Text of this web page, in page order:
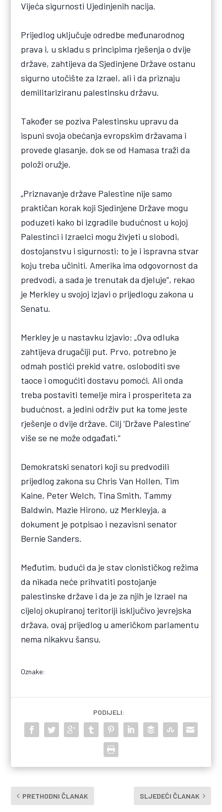
Vijeća sigurnosti Ujedinjenih nacija.
Prijedlog uključuje odredbe međunarodnog
prava i, u skladu s principima rješenja o dvije
države, zahtijeva da Sjedinjene Države ostanu
sigurno utočište za Izrael, ali i da priznaju
demilitariziranu palestinsku državu.
Također se poziva Palestinsku upravu da
ispuni svoja obećanja evropskim državama i
provede glasanje, dok se od Hamasa traži da
položi oružje.
„Priznavanje države Palestine nije samo
praktičan korak koji Sjedinjene Države mogu
poduzeti kako bi izgradile budućnost u kojoj
Palestinci i Izraelci mogu živjeti u slobodi,
dostojanstvu i sigurnosti; to je i ispravna stvar
koju treba učiniti. Amerika ima odgovornost da
predvodi, a sada je trenutak da djeluje“, rekao
je Merkley u svojoj izjavi o prijedlogu zakona u
Senatu.
Merkley je u nastavku izjavio: „Ova odluka
zahtijeva drugačiji put. Prvo, potrebno je
odmah postići prekid vatre, osloboditi sve
taoce i omogućiti dostavu pomoći. Ali onda
treba postaviti temelje mira i prosperiteta za
budućnost, a jedini održiv put ka tome jeste
rješenje o dvije države. Cilj ‘Države Palestine’
više se ne može odgađati.“
Demokratski senatori koji su predvodili
prijedlog zakona su Chris Van Hollen, Tim
Kaine, Peter Welch, Tina Smith, Tammy
Baldwin, Mazie Hirono, uz Merkleyja, a
dokument je potpisao i nezavisni senator
Bernie Sanders.
Međutim, budući da je stav cionističkog režima
da nikada neće prihvatiti postojanje
palestinske države i da je za njih je Izrael na
cijeloj okupiranoj teritoriji isključivo jevrejska
država, ovaj prijedlog u američkom parlamentu
nema nikakvu šansu.
Oznake:
PODIJELI:
PRETHODNI ČLANAK SLJEDEĆI ČLANAK